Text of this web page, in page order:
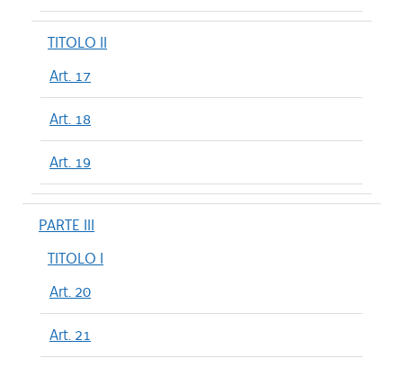
TITOLO II
Art. 17
Art. 18
Art. 19
PARTE III
TITOLO I
Art. 20
Art. 21